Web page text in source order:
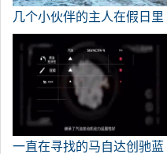
几个小伙伴的主人在假日里
活照片。
一直在寻找的马自达创驰蓝